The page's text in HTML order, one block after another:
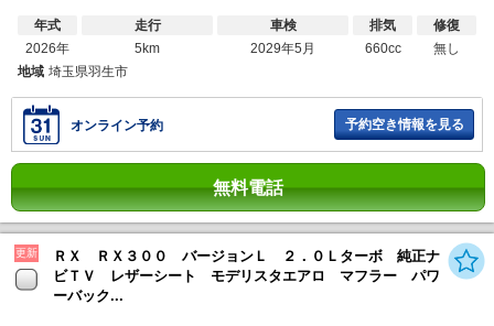
年式
2026年
走行
5km
車検
2029年5月
排気
660cc
修復
無し
地域 埼玉県羽生市
オンライン予約 予約空き情報を見る
無料電話
更新
ＲＸ ＲＸ３００ バージョンＬ ２．０Ｌターボ 純正ナ
ビＴＶ レザーシート モデリスタエアロ マフラー パワ
ーバック...